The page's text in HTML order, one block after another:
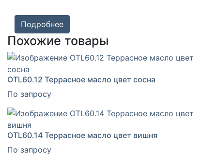
Подробнее
Похожие товары
OTL60.12 Террасное масло цвет сосна
По запросу
OTL60.14 Террасное масло цвет вишня
По запросу